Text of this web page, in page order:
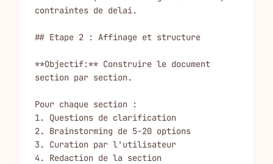
contraintes de delai.
## Etape 2 : Affinage et structure
**Objectif:** Construire le document
section par section.
Pour chaque section :
1. Questions de clarification
2. Brainstorming de 5-20 options
3. Curation par l'utilisateur
4. Redaction de la section